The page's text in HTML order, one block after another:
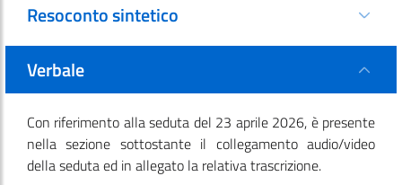
Resoconto sintetico
Verbale
Con riferimento alla seduta del 23 aprile 2026, è presente
nella sezione sottostante il collegamento audio/video
della seduta ed in allegato la relativa trascrizione.